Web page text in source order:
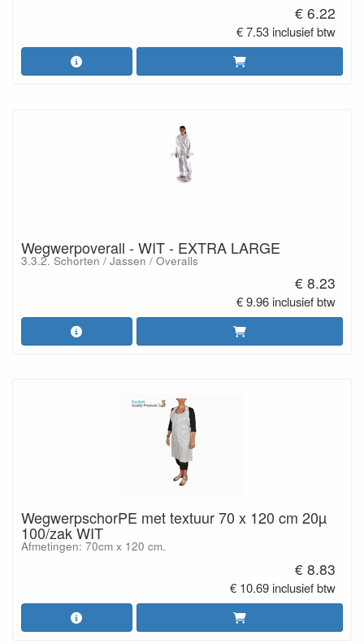
€ 6.22
€ 7.53 inclusief btw
Wegwerpoverall - WIT - EXTRA LARGE
3.3.2. Schorten / Jassen / Overalls
€ 8.23
€ 9.96 inclusief btw
WegwerpschorPE met textuur 70 x 120 cm 20µ
100/zak WIT
Afmetingen: 70cm x 120 cm.
€ 8.83
€ 10.69 inclusief btw